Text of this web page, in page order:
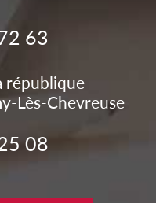
63
république
Lès-Chevreuse
08